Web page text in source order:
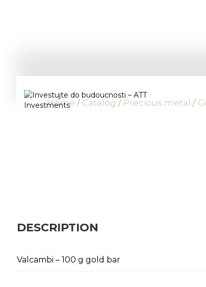
Home / Catalog / Precious metal /
DESCRIPTION
Valcambi – 100 g gold bar